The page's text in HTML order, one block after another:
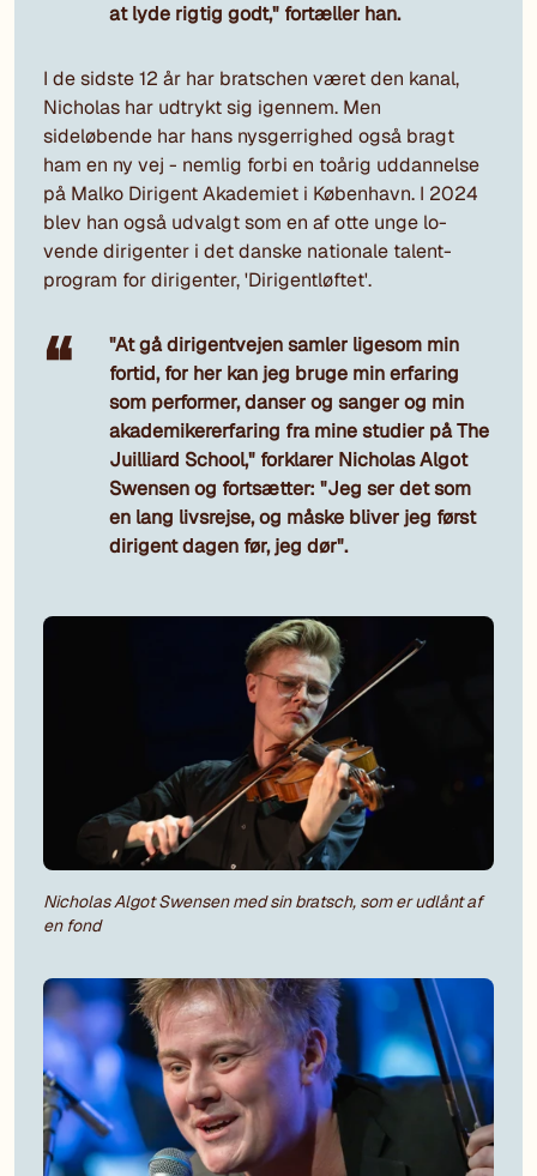
at lyde rigtig godt," fortæller han.
I de sidste 12 år har bratschen været den kanal,
Nicholas har udtrykt sig igennem. Men
sideløbende har hans nysgerrighed også bragt
ham en ny vej - nemlig forbi en toårig uddannelse
på Malko Dirigent Akademiet i København. I 2024
blev han også udvalgt som en af otte unge lo-
vende dirigenter i det danske nationale talent-
program for dirigenter, 'Dirigentløftet'.
"At gå dirigentvejen samler ligesom min
fortid, for her kan jeg bruge min erfaring
som performer, danser og sanger og min
akademikererfaring fra mine studier på The
Juilliard School," forklarer Nicholas Algot
Swensen og fortsætter: "Jeg ser det som
en lang livsrejse, og måske bliver jeg først
dirigent dagen før, jeg dør".
Nicholas Algot Swensen med sin bratsch, som er udlånt af
en fond